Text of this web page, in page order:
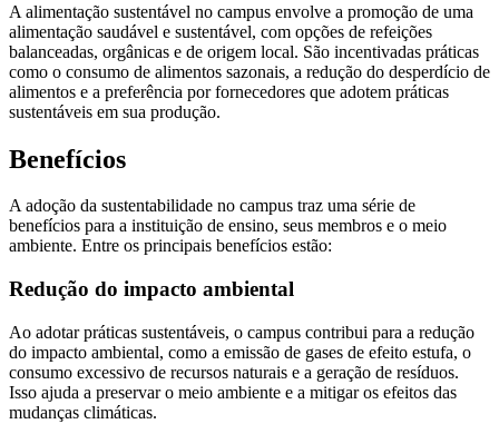
A alimentação sustentável no campus envolve a promoção de uma
alimentação saudável e sustentável, com opções de refeições
balanceadas, orgânicas e de origem local. São incentivadas práticas
como o consumo de alimentos sazonais, a redução do desperdício de
alimentos e a preferência por fornecedores que adotem práticas
sustentáveis em sua produção.
Benefícios
A adoção da sustentabilidade no campus traz uma série de
benefícios para a instituição de ensino, seus membros e o meio
ambiente. Entre os principais benefícios estão:
Redução do impacto ambiental
Ao adotar práticas sustentáveis, o campus contribui para a redução
do impacto ambiental, como a emissão de gases de efeito estufa, o
consumo excessivo de recursos naturais e a geração de resíduos.
Isso ajuda a preservar o meio ambiente e a mitigar os efeitos das
mudanças climáticas.